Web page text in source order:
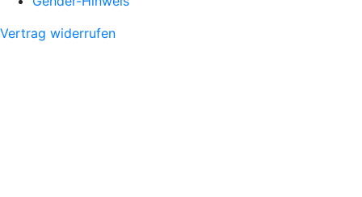
Vertrag widerrufen